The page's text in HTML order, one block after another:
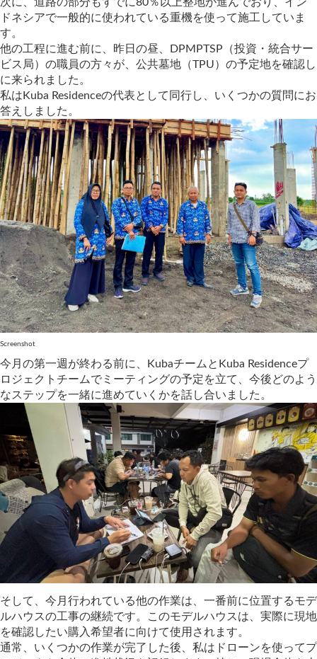
ドネシアで一般的に使われている重機を使って施工していま
す。
他の工程に進む前に、昨日の昼、DPMPTSP（投資・統合サー
ビス局）の職員の方々が、公共墓地（TPU）の予定地を確認し
に来られました。
私はKuba Residenceの代表として同行し、いくつかの質問にお
答えしました。
Screenshot
今月の第一週が終わる前に、KubaチームとKuba Residenceプ
ロジェクトチームでミーティングの予定を立て、今後どのよう
なステップを一緒に進めていくかを話し合いました。
そして、今月行われている他の作業は、一番前に位置するモデ
ルハウスの工事の継続です。このモデルハウスは、実際に現地
を確認したい購入希望者に向けて使用されます。
通常、いくつかの作業が完了した後、私はドローンを使ってプ